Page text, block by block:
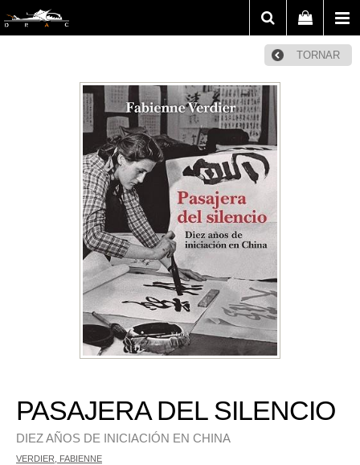
TORNAR
PASAJERA DEL SILENCIO
DIEZ AÑOS DE INICIACIÓN EN CHINA
VERDIER, FABIENNE